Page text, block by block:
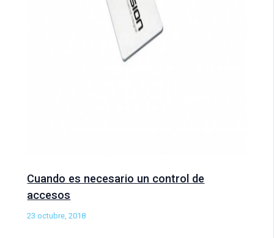
Cuando es necesario un control de
accesos
23 octubre, 2018